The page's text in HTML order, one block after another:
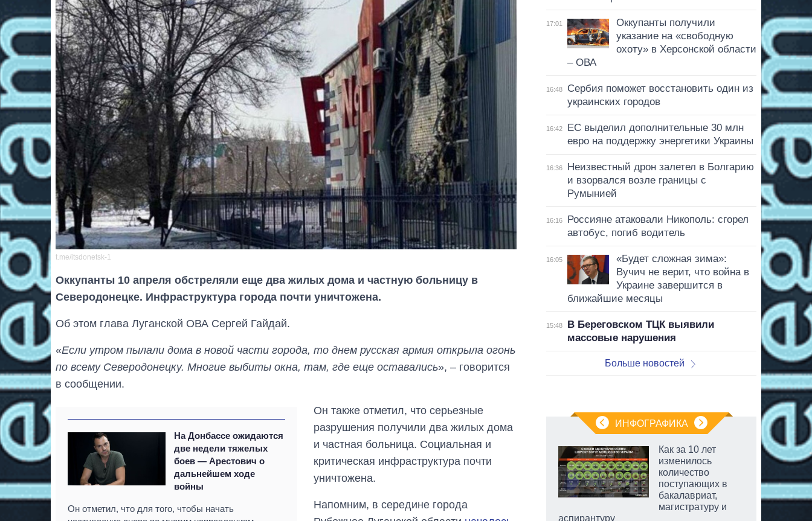
t.me/itsdonetsk-1
Оккупанты 10 апреля обстреляли еще два жилых дома и частную больницу в
Северодонецке. Инфраструктура города почти уничтожена.
Об этом глава Луганской ОВА Сергей Гайдай.
«Если утром пылали дома в новой части города, то днем русская армия открыла огонь
по всему Северодонецку. Многие выбиты окна, там, где еще оставались», – говорится
в сообщении.
На Донбассе ожидаются
две недели тяжелых
боев — Арестович о
дальнейшем ходе
войны
Он отметил, что для того, чтобы начать
Он также отметил, что серьезные
разрушения получили два жилых дома
и частная больница. Социальная и
критическая инфраструктура почти
уничтожена.
Напомним, в середине города
17:01
Оккупанты получили
указание на «свободную
охоту» в Херсонской области
– ОВА
16:48
Сербия поможет восстановить один из
украинских городов
16:42
ЕС выделил дополнительные 30 млн
евро на поддержку энергетики Украины
16:36
Неизвестный дрон залетел в Болгарию
и взорвался возле границы с
Румынией
16:16
Россияне атаковали Никополь: сгорел
автобус, погиб водитель
16:05
«Будет сложная зима»:
Вучич не верит, что война в
Украине завершится в
ближайшие месяцы
15:48
В Береговском ТЦК выявили
массовые нарушения
Больше новостей
ИНФОГРАФИКА
Как изменился
бюджет
Как за 10 лет
изменилось
количество
поступающих в
бакалавриат,
магистратуру и
аспирантуру